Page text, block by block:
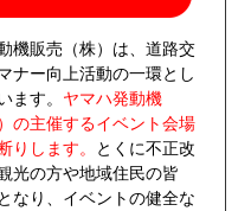
機販売（株）は、道路交
ナー向上活動の一環とし
ます。 ヤマハ発動機
の主催するイベント会場
りします。
とくに不正改
光の方や地域住民の皆
なり、イベントの健全な